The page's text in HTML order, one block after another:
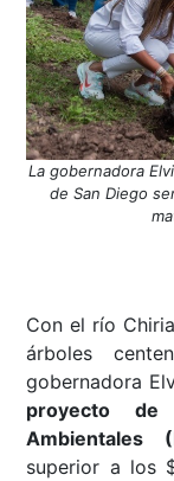
La gobernadora
de San Diego
Con el río
árboles
gobernadora
proyecto de
Ambientales
superior a los